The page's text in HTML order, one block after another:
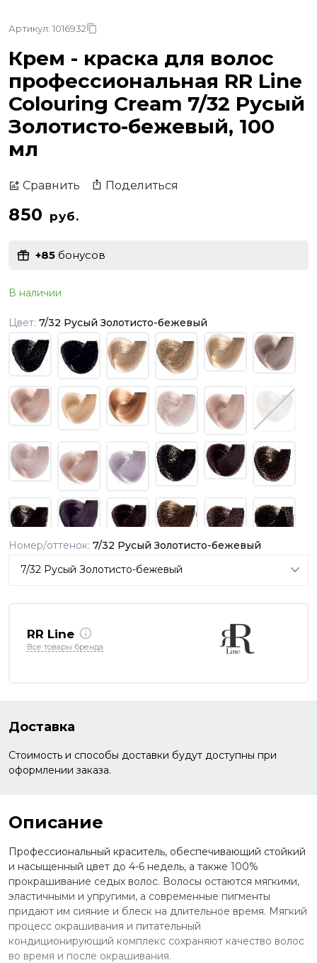
Артикул: 1016932
Крем - краска для волос
профессиональная RR Line
Colouring Cream 7/32 Русый
Золотисто-бежевый, 100
мл
Сравнить Поделиться
850 руб.
+85 бонусов
В наличии
Цвет: 7/32 Русый Золотисто-бежевый
Номер/оттенок: 7/32 Русый Золотисто-бежевый
RR Line
Все товары бренда
Доставка
Стоимость и способы доставки будут доступны при
оформлении заказа.
Описание
Профессиональный краситель, обеспечивающий стойкий
и насыщенный цвет до 4-6 недель, а также 100%
прокрашивание седых волос. Волосы остаются мягкими,
эластичными и упругими, а современные пигменты
придают им сияние и блеск на длительное время. Мягкий
процесс окрашивания и питательный
кондиционирующий комплекс сохраняют качество волос
во время и после окрашивания.